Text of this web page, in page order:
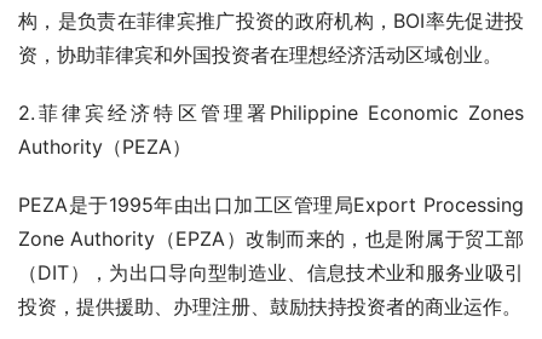
构，是负责在菲律宾推广投资的政府机构，BOI率先促进投
资，协助菲律宾和外国投资者在理想经济活动区域创业。
2.菲律宾经济特区管理署Philippine Economic Zones
Authority（PEZA）
PEZA是于1995年由出口加工区管理局Export Processing
Zone Authority（EPZA）改制而来的，也是附属于贸工部
（DIT），为出口导向型制造业、信息技术业和服务业吸引
投资，提供援助、办理注册、鼓励扶持投资者的商业运作。